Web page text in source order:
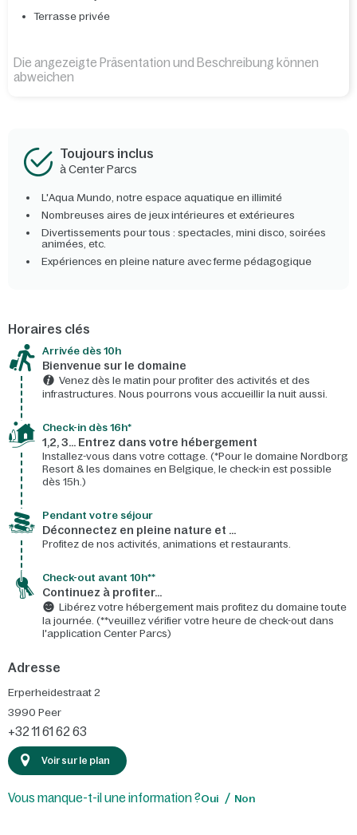
Terrasse privée
Die angezeigte Präsentation und Beschreibung können
abweichen
Toujours inclus
à Center Parcs
L'Aqua Mundo, notre espace aquatique en illimité
Nombreuses aires de jeux intérieures et extérieures
Divertissements pour tous : spectacles, mini disco, soirées
animées, etc.
Expériences en pleine nature avec ferme pédagogique
Horaires clés
Arrivée dès 10h​
Bienvenue sur le domaine​
Venez dès le matin pour profiter des activités et des
infrastructures. Nous pourrons vous accueillir la nuit aussi.
Check-in dès 16h*​
1,2, 3… Entrez dans votre hébergement
Installez-vous dans votre cottage. (*Pour le domaine Nordborg
Resort & les domaines en Belgique, le check-in est possible
dès 15h.)
Pendant votre séjour
Déconnectez en pleine nature et …
Profitez de nos activités, animations et restaurants.
Check-out avant 10h**
Continuez à profiter…
Libérez votre hébergement mais profitez du domaine toute
la journée. (**veuillez vérifier votre heure de check-out dans
l'application Center Parcs)
Adresse
Erperheidestraat 2
3990 Peer
+32 11 61 62 63
Voir sur le plan
Vous manque-t-il une information ?Oui Non